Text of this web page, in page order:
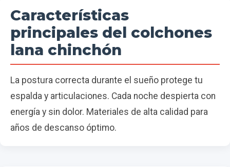
Características
principales del colchones
lana chinchón
La postura correcta durante el sueño protege tu
espalda y articulaciones. Cada noche despierta con
energía y sin dolor. Materiales de alta calidad para
años de descanso óptimo.